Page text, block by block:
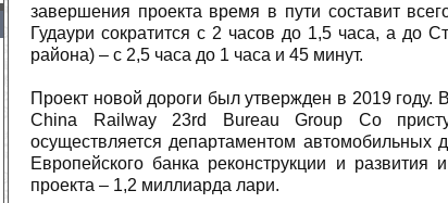
завершения проекта время в пути составит
Гудаури сократится с 2 часов до 1,5 часа, а до
района) – с 2,5 часа до 1 часа и 45 минут.
Проект новой дороги был утвержден в 2019 году.
China Railway 23rd Bureau Group Co
осуществляется департаментом автомобильных
Европейского банка реконструкции и развития
проекта – 1,2 миллиарда лари.